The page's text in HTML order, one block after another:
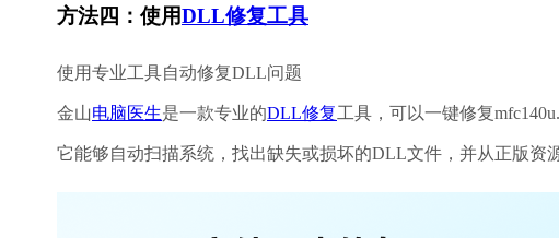
方法四：使用DLL修复工具
使用专业工具自动修复DLL问题
金山电脑医生是一款专业的DLL修复工具，可以一键修复
它能够自动扫描系统，找出缺失或损坏的DLL文件，并从正版资